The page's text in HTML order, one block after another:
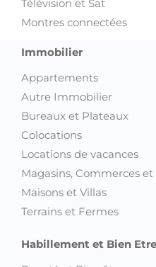
Télévision et Sat
Montres connectées
Immobilier
Appartements
Autre Immobilier
Bureaux et Plateaux
Colocations
Locations de vacances
Magasins, Commerces
Maisons et Villas
Terrains et Fermes
Habillement et Bien Etre